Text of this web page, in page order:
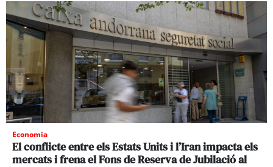
Economia
El conflicte entre els Estats Units i l’Iran impacta els
mercats i frena el Fons de Reserva de Jubilació al